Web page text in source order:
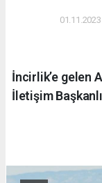
İncirlik’e gelen
İletişim